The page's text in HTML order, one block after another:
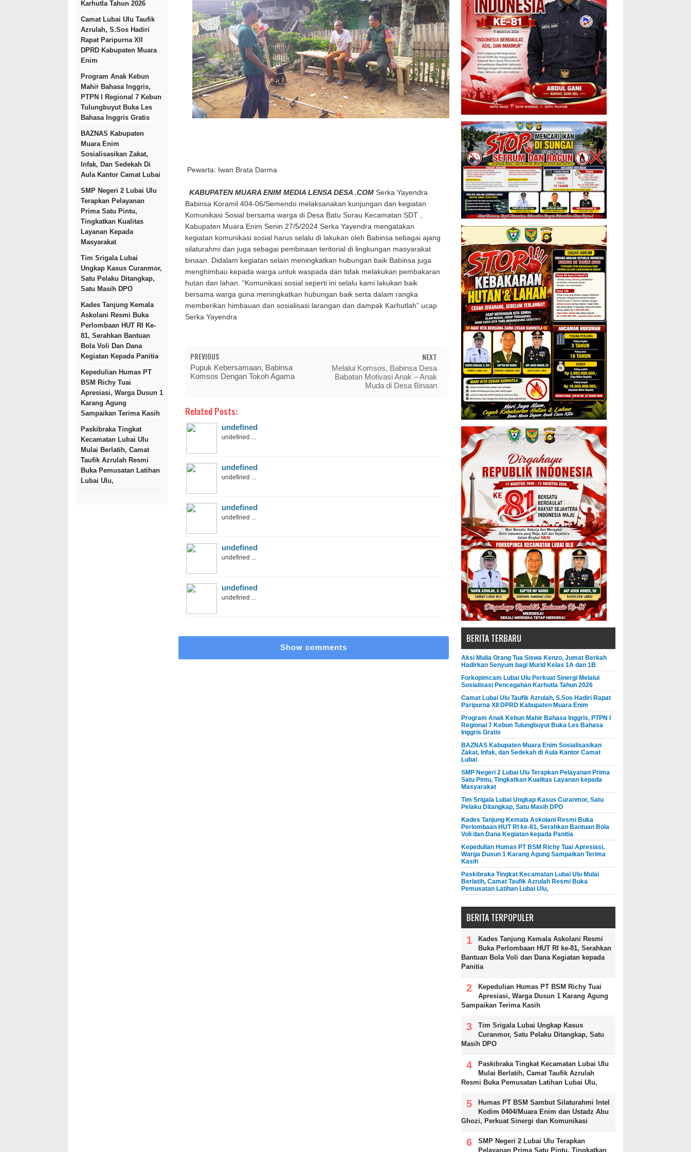
Karhutla Tahun 2026
Camat Lubai Ulu Taufik
Azrulah, S.Sos Hadiri
Rapat Paripurna XII
DPRD Kabupaten Muara
Enim
Program Anak Kebun
Mahir Bahasa Inggris,
PTPN I Regional 7 Kebun
Tulungbuyut Buka Les
Bahasa Inggris Gratis
BAZNAS Kabupaten
Muara Enim
Sosialisasikan Zakat,
Infak, Dan Sedekah Di
Aula Kantor Camat Lubai
SMP Negeri 2 Lubai Ulu
Terapkan Pelayanan
Prima Satu Pintu,
Tingkatkan Kualitas
Layanan Kepada
Masyarakat
Tim Srigala Lubai
Ungkap Kasus Curanmor,
Satu Pelaku Ditangkap,
Satu Masih DPO
Kades Tanjung Kemala
Askolani Resmi Buka
Perlombaan HUT RI Ke-
81, Serahkan Bantuan
Bola Voli Dan Dana
Kegiatan Kepada Panitia
Kepedulian Humas PT
BSM Richy Tuai
Apresiasi, Warga Dusun 1
Karang Agung
Sampaikan Terima Kasih
Paskibraka Tingkat
Kecamatan Lubai Ulu
Mulai Berlatih, Camat
Taufik Azrulah Resmi
Buka Pemusatan Latihan
Lubai Ulu,
Pewarta: Iwan Brata Darma
KABUPATEN MUARA ENIM MEDIA LENSA DESA .COM Serka Yayendra
Babinsa Koramil 404-06/Semendo melaksanakan kunjungan dan kegiatan
Komunikasi Sosial bersama warga di Desa Batu Surau Kecamatan SDT ,
Kabupaten Muara Enim Senin 27/5/2024 Serka Yayendra mengatakan
kegiatan komunikasi sosial harus selalu di lakukan oleh Babinsa sebagai ajang
silaturahmi dan juga sebagai pembinaan teritorial di lingkungan masyarakat
binaan. Didalam kegiatan selain meningkatkan hubungan baik Babinsa juga
menghimbau kepada warga untuk waspada dan tidak melakukan pembakaran
hutan dan lahan. “Komunikasi sosial seperti ini selalu kami lakukan baik
bersama warga guna meningkatkan hubungan baik serta dalam rangka
memberikan himbauan dan sosialisasi larangan dan dampak Karhutlah” ucap
Serka Yayendra
PREVIOUS
Pupuk Kebersamaan, Babinsa
Komsos Dengan Tokoh Agama
NEXT
Melalui Komsos, Babinsa Desa
Babatan Motivasi Anak – Anak
Muda di Desa Binaan
Related Posts:
undefined
undefined ...
undefined
undefined ...
undefined
undefined ...
undefined
undefined ...
undefined
undefined ...
Show comments
BERITA TERBARU
Aksi Mulia Orang Tua Siswa Kenzo, Jumat Berkah
Hadirkan Senyum bagi Murid Kelas 1A dan 1B
Forkopimcam Lubai Ulu Perkuat Sinergi Melalui
Sosialisasi Pencegahan Karhutla Tahun 2026
Camat Lubai Ulu Taufik Azrulah, S.Sos Hadiri Rapat
Paripurna XII DPRD Kabupaten Muara Enim
Program Anak Kebun Mahir Bahasa Inggris, PTPN I
Regional 7 Kebun Tulungbuyut Buka Les Bahasa
Inggris Gratis
BAZNAS Kabupaten Muara Enim Sosialisasikan
Zakat, Infak, dan Sedekah di Aula Kantor Camat
Lubai
SMP Negeri 2 Lubai Ulu Terapkan Pelayanan Prima
Satu Pintu, Tingkatkan Kualitas Layanan kepada
Masyarakat
Tim Srigala Lubai Ungkap Kasus Curanmor, Satu
Pelaku Ditangkap, Satu Masih DPO
Kades Tanjung Kemala Askolani Resmi Buka
Perlombaan HUT RI ke-81, Serahkan Bantuan Bola
Voli dan Dana Kegiatan kepada Panitia
Kepedulian Humas PT BSM Richy Tuai Apresiasi,
Warga Dusun 1 Karang Agung Sampaikan Terima
Kasih
Paskibraka Tingkat Kecamatan Lubai Ulu Mulai
Berlatih, Camat Taufik Azrulah Resmi Buka
Pemusatan Latihan Lubai Ulu,
BERITA TERPOPULER
Kades Tanjung Kemala Askolani Resmi
Buka Perlombaan HUT RI ke-81, Serahkan
Bantuan Bola Voli dan Dana Kegiatan kepada
Panitia
Kepedulian Humas PT BSM Richy Tuai
Apresiasi, Warga Dusun 1 Karang Agung
Sampaikan Terima Kasih
Tim Srigala Lubai Ungkap Kasus
Curanmor, Satu Pelaku Ditangkap, Satu
Masih DPO
Paskibraka Tingkat Kecamatan Lubai Ulu
Mulai Berlatih, Camat Taufik Azrulah
Resmi Buka Pemusatan Latihan Lubai Ulu,
Humas PT BSM Sambut Silaturahmi Intel
Kodim 0404/Muara Enim dan Ustadz Abu
Ghozi, Perkuat Sinergi dan Komunikasi
SMP Negeri 2 Lubai Ulu Terapkan
Pelayanan Prima Satu Pintu, Tingkatkan